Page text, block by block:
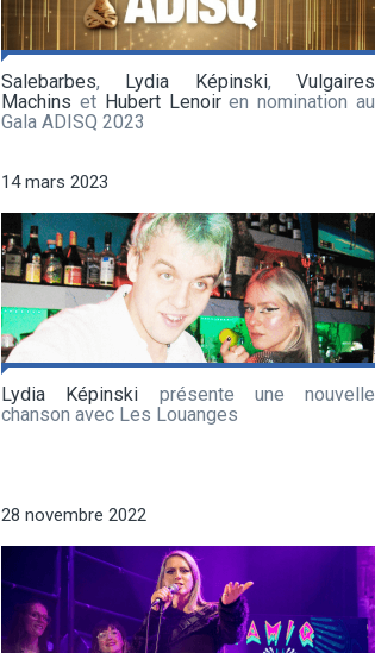
Salebarbes, Lydia Képinski,Vulgaires
Machins et Hubert Lenoiren nomination au
Gala ADISQ 2023
14 mars 2023
Lydia Képinski présente une nouvelle
chanson avec Les Louanges
28 novembre 2022